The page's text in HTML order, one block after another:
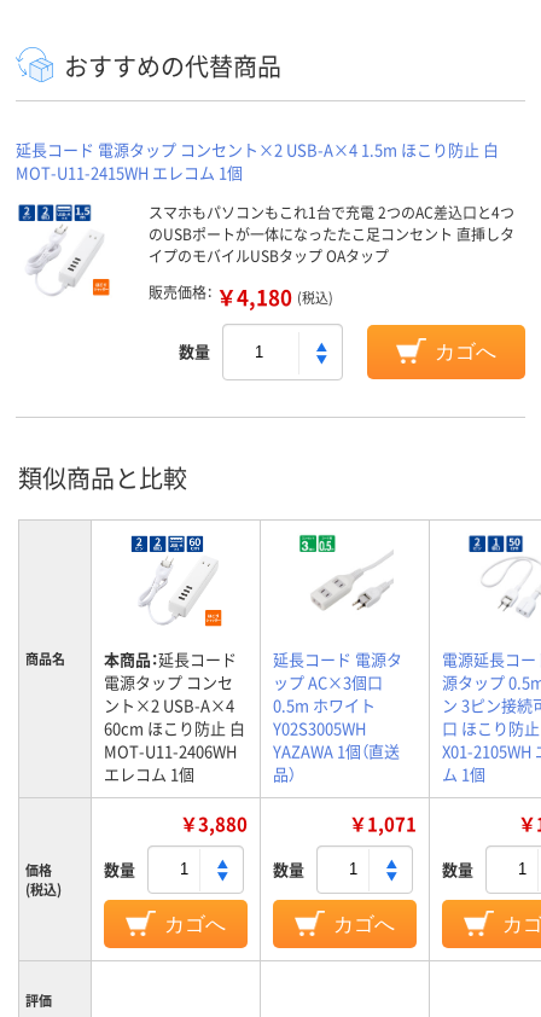
おすすめの代替商品
延長コード 電源タップ コンセント×2 USB-A×4 1.5m ほこり防止 白
MOT-U11-2415WH エレコム 1個
スマホもパソコンもこれ1台で充電 2つのAC差込口と4つ
のUSBポートが一体になったたこ足コンセント 直挿しタ
イプのモバイルUSBタップ OAタップ
販売価格： ￥4,180 (税込)
数量 カゴへ
類似商品と比較
商品名 本商品：延長コード
電源タップ コンセ
ント×2 USB-A×4
60cm ほこり防止 白
MOT-U11-2406WH
エレコム 1個
延長コード 電源タ
ップ AC×3個口
0.5m ホワイト
Y02S3005WH
YAZAWA 1個（直送
品）
電源延長コー
源タップ
ン 3ピン接続
口 ほこり防
X01-2105WH
ム 1個
価格
(税込)
￥3,880
数量
カゴへ
￥1,071
数量
カゴへ
数量
カ
評価